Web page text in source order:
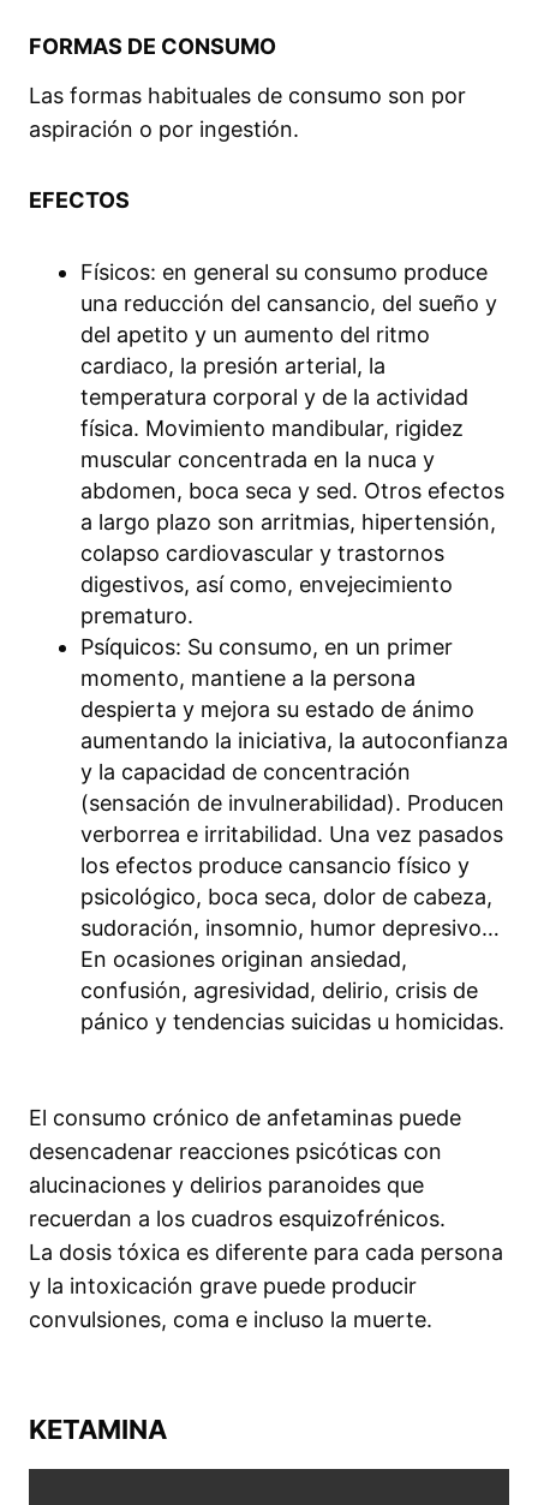
FORMAS DE CONSUMO
Las formas habituales de consumo son por
aspiración o por ingestión.
EFECTOS
Físicos: en general su consumo produce
una reducción del cansancio, del sueño y
del apetito y un aumento del ritmo
cardiaco, la presión arterial, la
temperatura corporal y de la actividad
física. Movimiento mandibular, rigidez
muscular concentrada en la nuca y
abdomen, boca seca y sed. Otros efectos
a largo plazo son arritmias, hipertensión,
colapso cardiovascular y trastornos
digestivos, así como, envejecimiento
prematuro.
Psíquicos: Su consumo, en un primer
momento, mantiene a la persona
despierta y mejora su estado de ánimo
aumentando la iniciativa, la autoconfianza
y la capacidad de concentración
(sensación de invulnerabilidad). Producen
verborrea e irritabilidad. Una vez pasados
los efectos produce cansancio físico y
psicológico, boca seca, dolor de cabeza,
sudoración, insomnio, humor depresivo…
En ocasiones originan ansiedad,
confusión, agresividad, delirio, crisis de
pánico y tendencias suicidas u homicidas.
El consumo crónico de anfetaminas puede
desencadenar reacciones psicóticas con
alucinaciones y delirios paranoides que
recuerdan a los cuadros esquizofrénicos.
La dosis tóxica es diferente para cada persona
y la intoxicación grave puede producir
convulsiones, coma e incluso la muerte.
KETAMINA